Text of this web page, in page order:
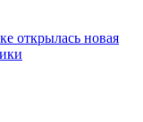
открылась новая